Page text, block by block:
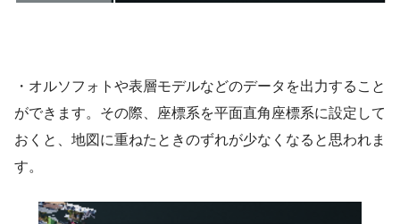
・オルソフォトや表層モデルなどのデータを出力すること
ができます。その際、座標系を平面直角座標系に設定して
おくと、地図に重ねたときのずれが少なくなると思われま
す。